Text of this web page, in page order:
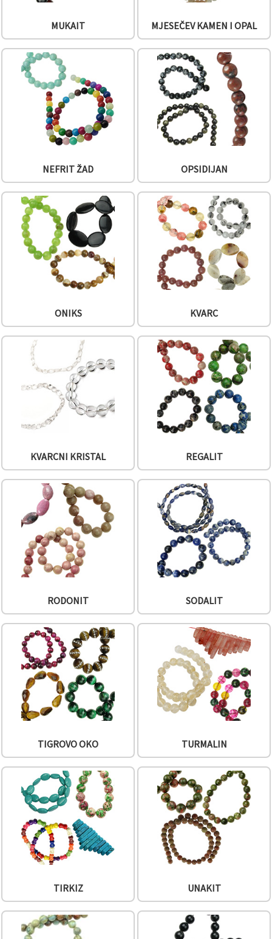
MUKAIT MJESEČEV KAMEN I OPAL
NEFRIT ŽAD OPSIDIJAN
ONIKS KVARC
KVARCNI KRISTAL REGALIT
RODONIT SODALIT
TIGROVO OKO TURMALIN
TIRKIZ UNAKIT